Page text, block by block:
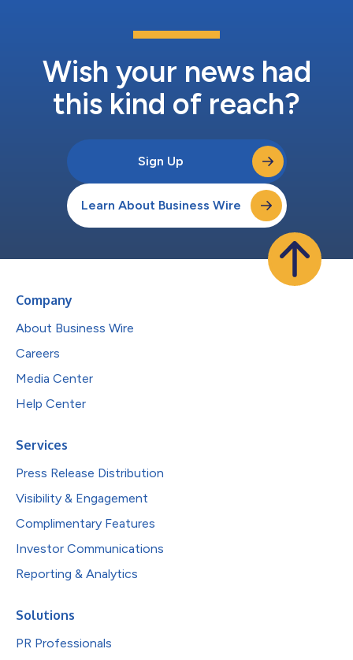
Wish your news had
this kind of reach?
Sign Up
Learn About Business Wire
Company
About Business Wire
Careers
Media Center
Help Center
Services
Press Release Distribution
Visibility & Engagement
Complimentary Features
Investor Communications
Reporting & Analytics
Solutions
PR Professionals